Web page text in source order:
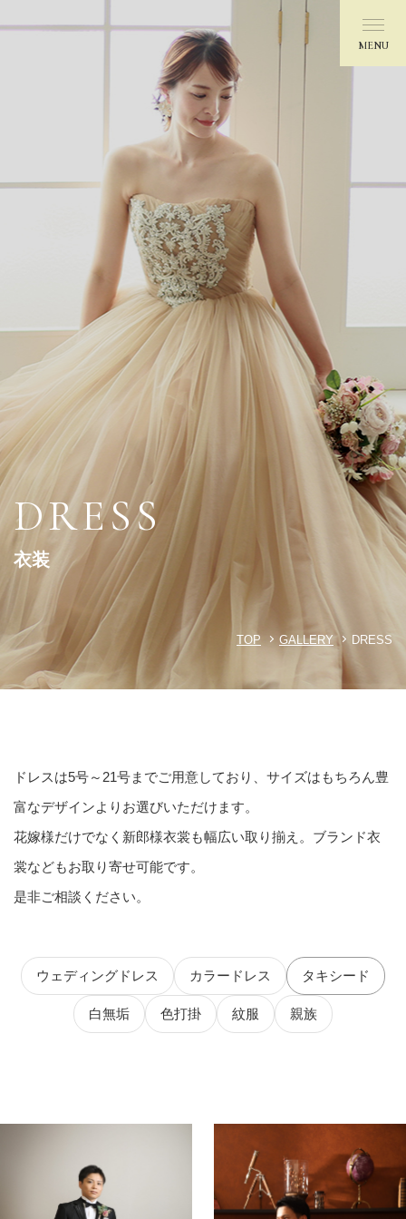
DRESS
衣装
TOP GALLERY DRESS
ドレスは5号～21号までご用意しており、サイズはもちろん豊
富なデザインよりお選びいただけます。
花嫁様だけでなく新郎様衣裳も幅広い取り揃え。ブランド衣
裳などもお取り寄せ可能です。
是非ご相談ください。
ウェディングドレス カラードレス タキシード
白無垢 色打掛 紋服 親族